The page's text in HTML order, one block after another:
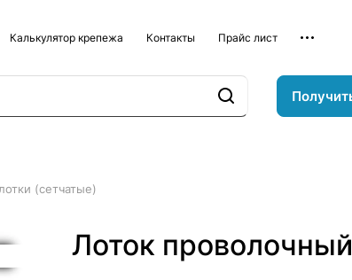
Калькулятор крепежа Контакты Прайс лист
(сетчатые)
Лоток